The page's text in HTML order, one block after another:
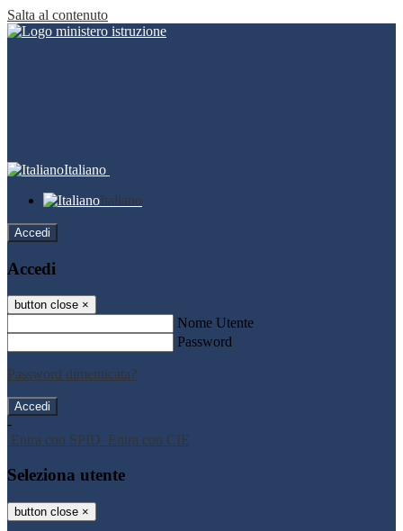
Salta al contenuto
Italiano
Italiano
Accedi
Accedi
button close ×
Nome Utente
Password
Password dimenticata?
-
Entra con SPID Entra con CIE
Seleziona utente
button close ×